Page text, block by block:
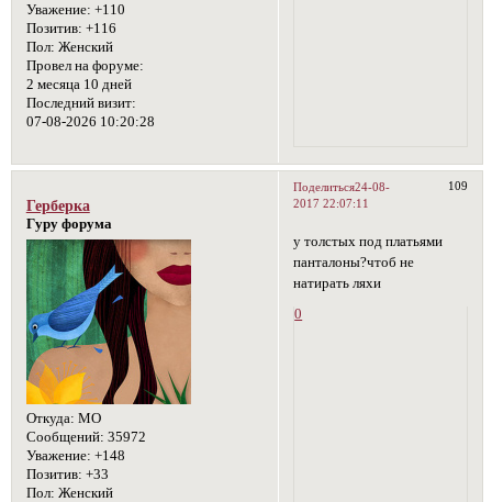
Уважение: +110
Позитив: +116
Пол: Женский
Провел на форуме:
2 месяца 10 дней
Последний визит:
07-08-2026 10:20:28
Поделиться 109
24-08-
2017 22:07:11
Герберка
Гуру форума
Откуда: МО
Сообщений: 35972
Уважение: +148
Позитив: +33
Пол: Женский
у толстых под платьями
панталоны?чтоб не
натирать ляхи
0